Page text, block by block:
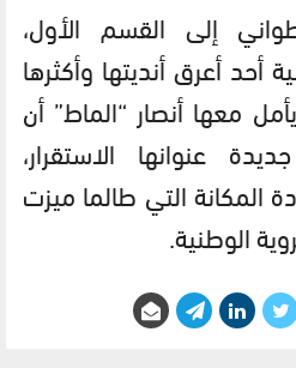
إلى القسم الأول،
أحد أعرق أنديتها وأكثرها
معها أنصار “الماط” أن
عنوانها الاستقرار،
المكانة التي طالما ميزت
الوطنية.